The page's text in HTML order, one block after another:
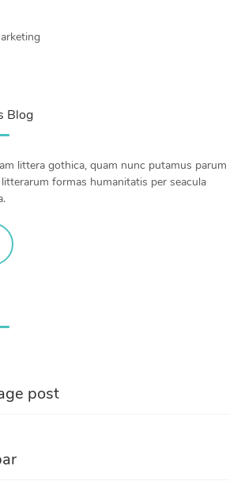
Blog
littera gothica, quam nunc putamus parum
formas humanitatis per seacula
post